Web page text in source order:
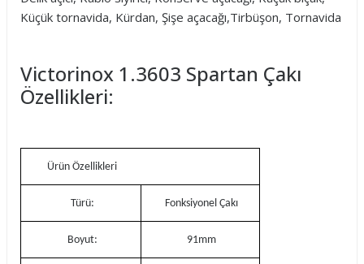
Küçük tornavida, Kürdan, Şişe açacağı,Tirbüşon, Tornavida
Victorinox 1.3603 Spartan Çakı
Özellikleri:
Ürün Özellikleri
Türü: Fonksiyonel Çakı
Boyut: 91mm